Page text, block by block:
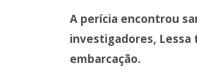
A perícia encontrou
investigadores,
embarcação.